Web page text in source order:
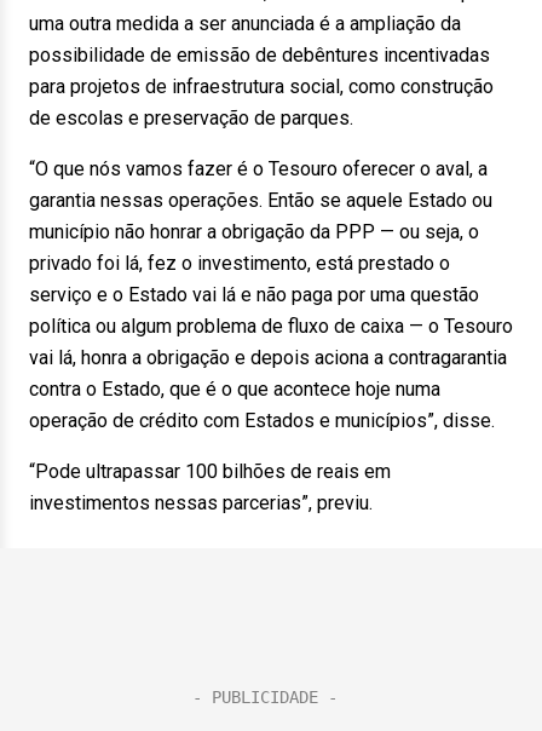
uma outra medida a ser anunciada é a ampliação da
possibilidade de emissão de debêntures incentivadas
para projetos de infraestrutura social, como construção
de escolas e preservação de parques.
“O que nós vamos fazer é o Tesouro oferecer o aval, a
garantia nessas operações. Então se aquele Estado ou
município não honrar a obrigação da PPP — ou seja, o
privado foi lá, fez o investimento, está prestado o
serviço e o Estado vai lá e não paga por uma questão
política ou algum problema de fluxo de caixa — o Tesouro
vai lá, honra a obrigação e depois aciona a contragarantia
contra o Estado, que é o que acontece hoje numa
operação de crédito com Estados e municípios”, disse.
“Pode ultrapassar 100 bilhões de reais em
investimentos nessas parcerias”, previu.